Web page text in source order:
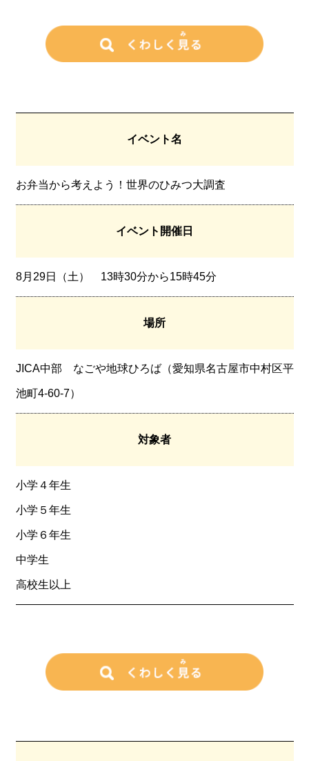
イベント名
お弁当から考えよう！世界のひみつ大調査
イベント開催日
8月29日（土） 13時30分から15時45分
場所
JICA中部 なごや地球ひろば（愛知県名古屋市中村区平
池町4-60-7）
対象者
小学４年生
小学５年生
小学６年生
中学生
高校生以上